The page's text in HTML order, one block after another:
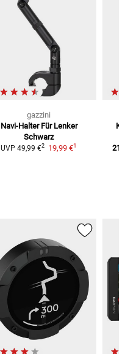
gazzini
Navi-Halter Für Lenker
Schwarz
UVP 49,99 €2 19,99 €1